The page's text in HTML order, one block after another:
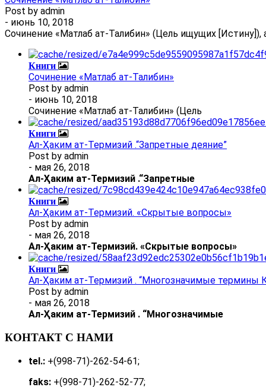
Post by admin
- июнь 10, 2018
Сочинение «Матлаб ат-Талибин» (Цель ищущих
Книги
Сочинение «Матлаб ат-Талибин»
Post by admin
- июнь 10, 2018
Сочинение «Матлаб ат-Талибин» (Цель
Книги
Ал-Ҳаким ат-Термизий .“Запретные деяние”
Post by admin
- мая 26, 2018
Ал-Ҳаким ат-Термизий .“Запретные
Книги
Ал-Ҳаким ат-Термизий. «Скрытые вопросы»
Post by admin
- мая 26, 2018
Ал-Ҳаким ат-Термизий. «Скрытые вопросы»
Книги
Ал-Ҳаким ат-Термизий . “Многозначимые термины
Post by admin
- мая 26, 2018
Ал-Ҳаким ат-Термизий . “Многозначимые
КОНТАКТ С НАМИ
tel.: +(998-71)-262-54-61;
faks: +(998-71)-262-52-77;